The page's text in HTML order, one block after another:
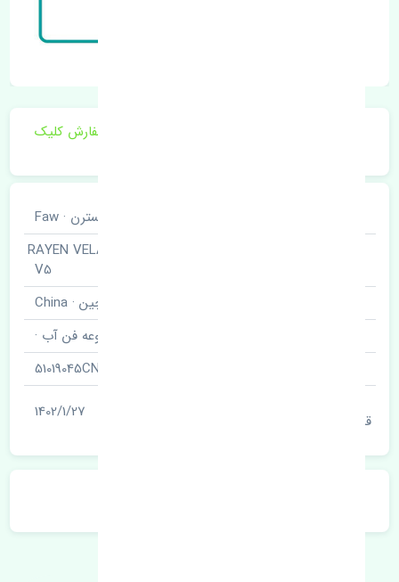
برای اطلاع از موجودی و قیمت به روز روی ثبت سفارش کلیک
بسترن · Faw
راین - ولا وی پنج · RAYEN VELA
V5
چین · China
مجموعه فن آب ·
51019045CN
قیمت
1402/1/27